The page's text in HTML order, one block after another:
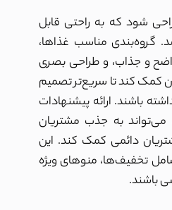
شود که به راحتی قابل
گروه‌بندی مناسب غذاها،
و جذاب، و طراحی بصری
کمک کند تا سریع‌تر تصمیم
باشند. ارائه پیشنهادات
به جذب مشتریان
دائمی کمک کند. این
تخفیف‌ها، منوهای ویژه
باشند.